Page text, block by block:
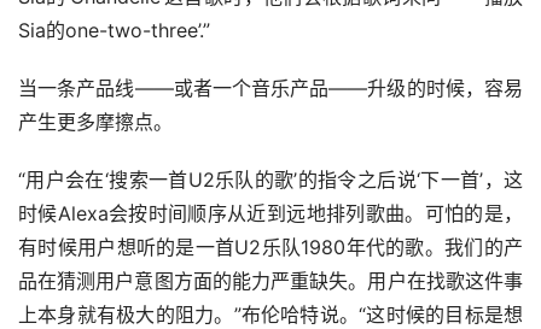
Sia的one-two-three’.”
当一条产品线——或者一个音乐产品——升级的时候，容易
产生更多摩擦点。
“用户会在‘搜索一首U2乐队的歌’的指令之后说‘下一首’，这
时候Alexa会按时间顺序从近到远地排列歌曲。可怕的是，
有时候用户想听的是一首U2乐队1980年代的歌。我们的产
品在猜测用户意图方面的能力严重缺失。用户在找歌这件事
上本身就有极大的阻力。”布伦哈特说。“这时候的目标是想